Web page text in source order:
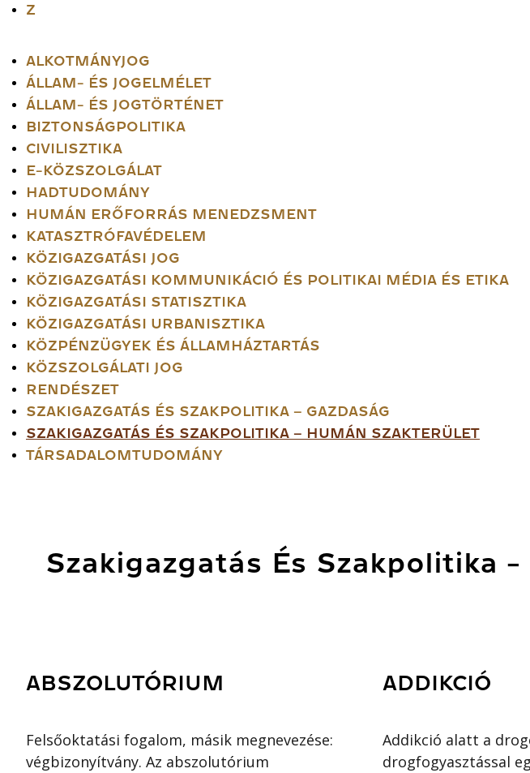
Z
ALKOTMÁNYJOG
ÁLLAM- ÉS JOGELMÉLET
ÁLLAM- ÉS JOGTÖRTÉNET
BIZTONSÁGPOLITIKA
CIVILISZTIKA
E-KÖZSZOLGÁLAT
HADTUDOMÁNY
HUMÁN ERŐFORRÁS MENEDZSMENT
KATASZTRÓFAVÉDELEM
KÖZIGAZGATÁSI JOG
KÖZIGAZGATÁSI KOMMUNIKÁCIÓ ÉS POLITIKAI MÉDIA ÉS ETIKA
KÖZIGAZGATÁSI STATISZTIKA
KÖZIGAZGATÁSI URBANISZTIKA
KÖZPÉNZÜGYEK ÉS ÁLLAMHÁZTARTÁS
KÖZSZOLGÁLATI JOG
RENDÉSZET
SZAKIGAZGATÁS ÉS SZAKPOLITIKA – GAZDASÁG
SZAKIGAZGATÁS ÉS SZAKPOLITIKA – HUMÁN SZAKTERÜLET
TÁRSADALOMTUDOMÁNY
Szakigazgatás És Szakpolitika
ABSZOLUTÓRIUM
Felsőoktatási fogalom, másik megnevezése:
végbizonyítvány. Az abszolutórium
ADDIKCIÓ
Addikció alatt a
drogfogyasztással